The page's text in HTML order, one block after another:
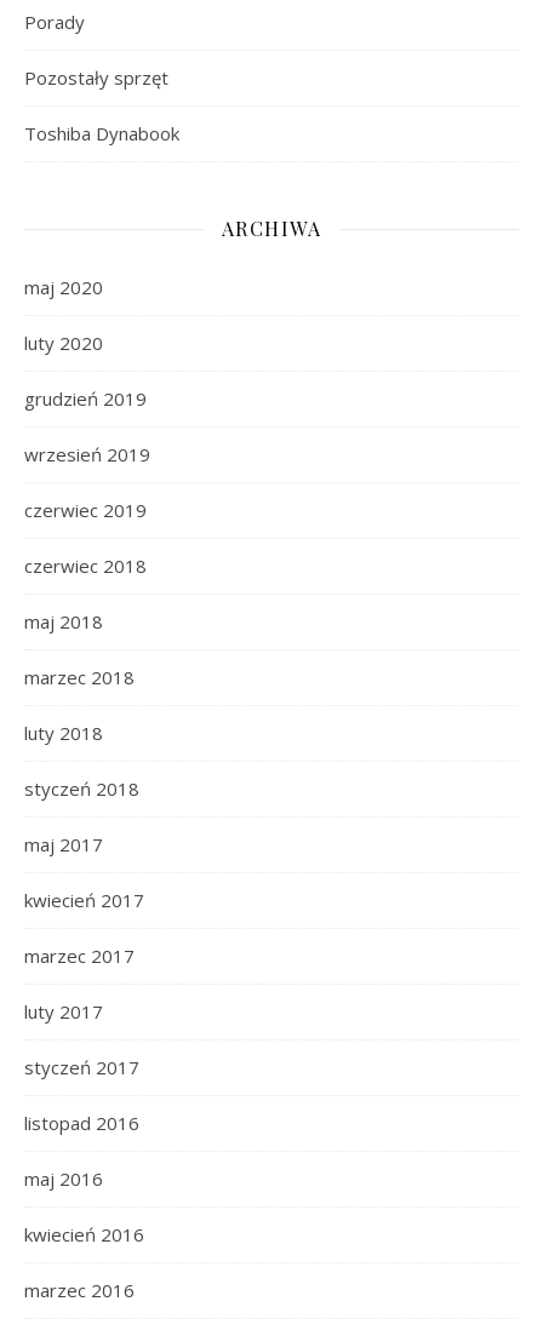
Porady
Pozostały sprzęt
Toshiba Dynabook
ARCHIWA
maj 2020
luty 2020
grudzień 2019
wrzesień 2019
czerwiec 2019
czerwiec 2018
maj 2018
marzec 2018
luty 2018
styczeń 2018
maj 2017
kwiecień 2017
marzec 2017
luty 2017
styczeń 2017
listopad 2016
maj 2016
kwiecień 2016
marzec 2016